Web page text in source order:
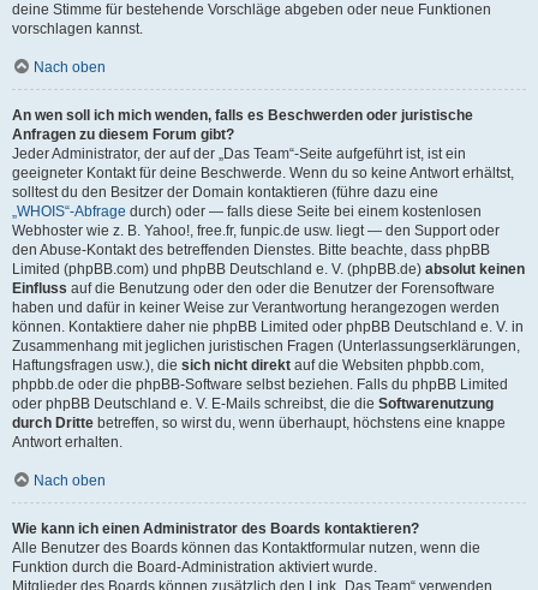
deine Stimme für bestehende Vorschläge abgeben oder neue Funktionen
vorschlagen kannst.
Nach oben
An wen soll ich mich wenden, falls es Beschwerden oder juristische
Anfragen zu diesem Forum gibt?
Jeder Administrator, der auf der „Das Team“-Seite aufgeführt ist, ist ein
geeigneter Kontakt für deine Beschwerde. Wenn du so keine Antwort erhältst,
solltest du den Besitzer der Domain kontaktieren (führe dazu eine
„WHOIS“-Abfrage durch) oder — falls diese Seite bei einem kostenlosen
Webhoster wie z. B. Yahoo!, free.fr, funpic.de usw. liegt — den Support oder
den Abuse-Kontakt des betreffenden Dienstes. Bitte beachte, dass phpBB
Limited (phpBB.com) und phpBB Deutschland e. V. (phpBB.de) absolut keinen
Einfluss auf die Benutzung oder den oder die Benutzer der Forensoftware
haben und dafür in keiner Weise zur Verantwortung herangezogen werden
können. Kontaktiere daher nie phpBB Limited oder phpBB Deutschland e. V. in
Zusammenhang mit jeglichen juristischen Fragen (Unterlassungserklärungen,
Haftungsfragen usw.), die sich nicht direkt auf die Websiten phpbb.com,
phpbb.de oder die phpBB-Software selbst beziehen. Falls du phpBB Limited
oder phpBB Deutschland e. V. E-Mails schreibst, die die Softwarenutzung
durch Dritte betreffen, so wirst du, wenn überhaupt, höchstens eine knappe
Antwort erhalten.
Nach oben
Wie kann ich einen Administrator des Boards kontaktieren?
Alle Benutzer des Boards können das Kontaktformular nutzen, wenn die
Funktion durch die Board-Administration aktiviert wurde.
Mitglieder des Boards können zusätzlich den Link „Das Team“ verwenden.